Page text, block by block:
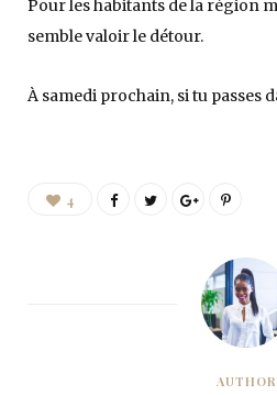
Pour les habitants de la région
semble valoir le détour.
À samedi prochain, si tu passes
4
AUTHOR